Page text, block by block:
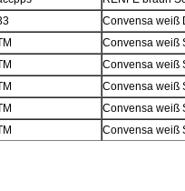
Convensa weiß
Convensa weiß
Convensa weiß
Convensa weiß
Convensa weiß
Convensa weiß